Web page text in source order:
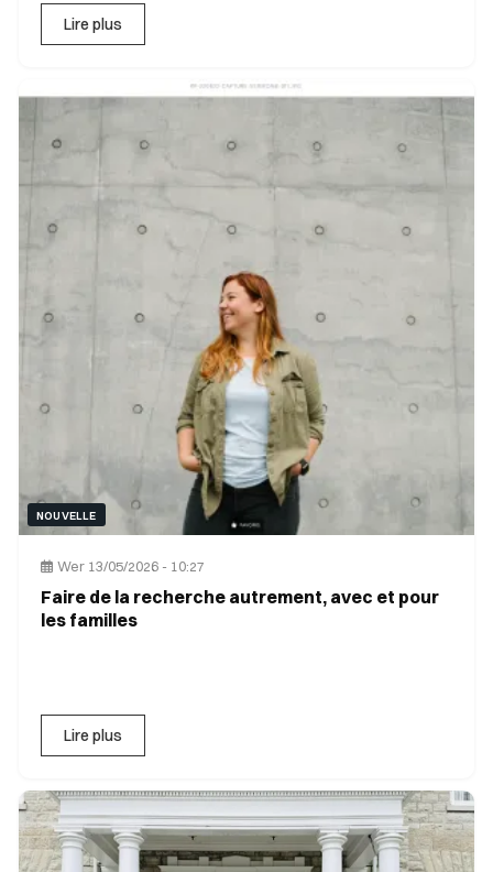
Lire plus
NOUVELLE
Wer 13/05/2026 - 10:27
Faire de la recherche autrement, avec et pour
les familles
Lire plus